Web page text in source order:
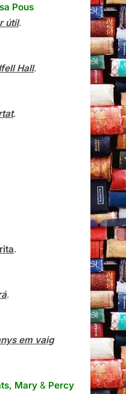
Pous
útil.
Hall.
.
.
.
em vaig
Mary & Percy